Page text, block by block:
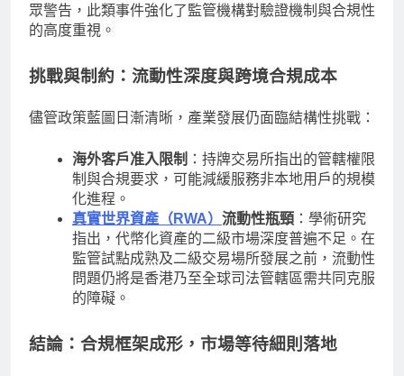
眾警告，此類事件強化了監管機構對驗證機制與合規性
的高度重視。
挑戰與制約：流動性深度與跨境合規成本
儘管政策藍圖日漸清晰，產業發展仍面臨結構性挑戰：
海外客戶准入限制 ：持牌交易所指出的管轄權限
制與合規要求，可能減緩服務非本地用戶的規模
化進程。
真實世界資產（RWA） 流動性瓶頸 ：學術研究
指出，代幣化資產的二級市場深度普遍不足。在
監管試點成熟及二級交易場所發展之前，流動性
問題仍將是香港乃至全球司法管轄區需共同克服
的障礙。
結論：合規框架成形，市場等待細則落地